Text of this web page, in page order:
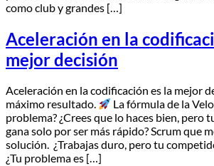
como club y grandes […]
Aceleración en la
mejor decisión
Aceleración en la codificación es la mejor
máximo resultado.
La fórmula de la
problema? ¿Crees que lo haces bien, pero
gana solo por ser más rápido? Scrum que
solución. ¿Trabajas duro, pero tu
¿Tu problema es […]